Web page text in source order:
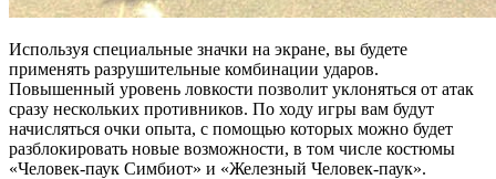
Используя специальные значки на экране, вы будете
применять разрушительные комбинации ударов.
Повышенный уровень ловкости позволит уклоняться от атак
сразу нескольких противников. По ходу игры вам будут
начисляться очки опыта, с помощью которых можно будет
разблокировать новые возможности, в том числе костюмы
«Человек-паук Симбиот» и «Железный Человек-паук».